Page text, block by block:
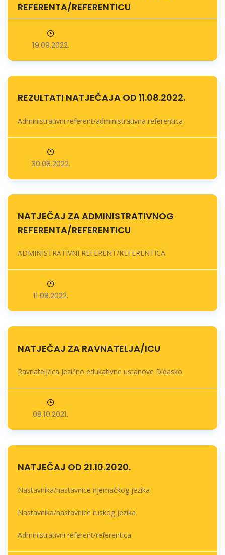
REFERENTA/REFERENTICU
19.09.2022.
REZULTATI NATJEČAJA OD 11.08.2022.
Administrativni referent/administrativna referentica
30.08.2022.
NATJEČAJ ZA ADMINISTRATIVNOG
REFERENTA/REFERENTICU
ADMINISTRATIVNI REFERENT/REFERENTICA
11.08.2022.
NATJEČAJ ZA RAVNATELJA/ICU
Ravnatelj/ica Jezično edukativne ustanove Didasko
08.10.2021.
NATJEČAJ OD 21.10.2020.
Nastavnika/nastavnice njemačkog jezika
Nastavnika/nastavnice ruskog jezika
Administrativni referent/referentica